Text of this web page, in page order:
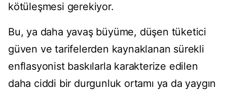
kötüleşmesi gerekiyor.
Bu, ya daha yavaş büyüme, düşen tüketici
güven ve tarifelerden kaynaklanan sürekli
enflasyonist baskılarla karakterize edilen
daha ciddi bir durgunluk ortamı ya da yaygın